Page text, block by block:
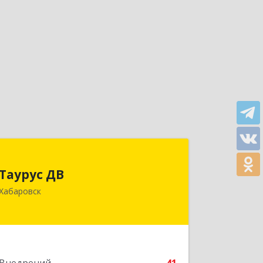
Таурус ДВ
680007, Хабаровский край, Хабаровск
г, Волочаевская ул, дом № 8, оф.10
Подробнее